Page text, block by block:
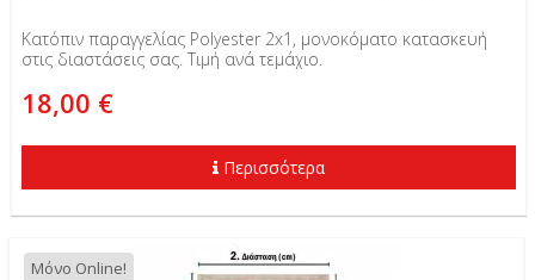
Κατόπιν παραγγελίας Polyester 2x1, μονοκόματο κατασκευή
στις διαστάσεις σας. Τιμή ανά τεμάχιο.
18,00 €
Περισσότερα
Μόνο Online!